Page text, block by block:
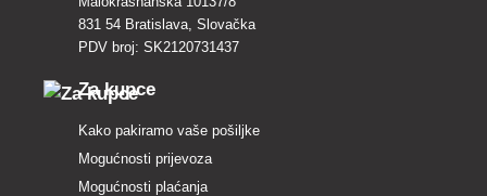
831 54 Bratislava, Slovačka
PDV broj: SK2120731437
Za kupce
Kako pakiramo vaše pošiljke
Mogućnosti prijevoza
Mogućnosti plaćanja